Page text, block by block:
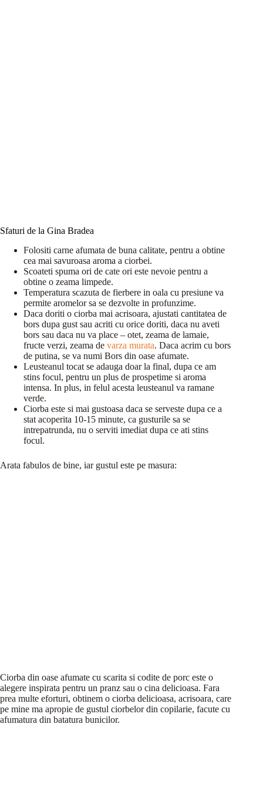
Sfaturi de la Gina Bradea
Folositi carne afumata de buna calitate, pentru a obtine
cea mai savuroasa aroma a ciorbei.
Scoateti spuma ori de cate ori este nevoie pentru a
obtine o zeama limpede.
Temperatura scazuta de fierbere in oala cu presiune va
permite aromelor sa se dezvolte in profunzime.
Daca doriti o ciorba mai acrisoara, ajustati cantitatea de
bors dupa gust sau acriti cu orice doriti, daca nu aveti
bors sau daca nu va place – otet, zeama de lamaie,
fructe verzi, zeama de varza murata. Daca acrim cu bors
de putina, se va numi Bors din oase afumate.
Leusteanul tocat se adauga doar la final, dupa ce am
stins focul, pentru un plus de prospetime si aroma
intensa. In plus, in felul acesta leusteanul va ramane
verde.
Ciorba este si mai gustoasa daca se serveste dupa ce a
stat acoperita 10-15 minute, ca gusturile sa se
intrepatrunda, nu o serviti imediat dupa ce ati stins
focul.
Arata fabulos de bine, iar gustul este pe masura:
Ciorba din oase afumate cu scarita si codite de porc este o
alegere inspirata pentru un pranz sau o cina delicioasa. Fara
prea multe eforturi, obtinem o ciorba delicioasa, acrisoara, care
pe mine ma apropie de gustul ciorbelor din copilarie, facute cu
afumatura din batatura bunicilor.